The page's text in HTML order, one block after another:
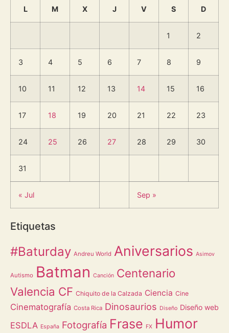
L M X J V S D
1 2
3 4 5 6 7 8 9
10 11 12 13 14 15 16
17 18 19 20 21 22 23
24 25 26 27 28 29 30
31
« Jul Sep »
Etiquetas
#Baturday Andreu World Aniversarios Asimov
Autismo Batman Canción Centenario
Valencia CF Chiquito de la Calzada Ciencia Cine
Cinematografía Costa Rica Dinosaurios Diseño Diseño web
ESDLA España Fotografía Frase FX Humor